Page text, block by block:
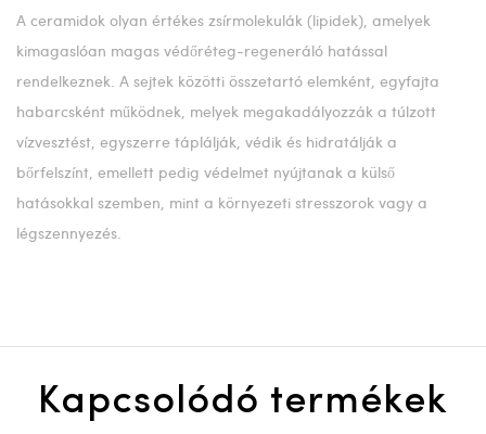
A ceramidok olyan értékes zsírmolekulák (lipidek), amelyek
kimagaslóan magas védőréteg-regeneráló hatással
rendelkeznek. A sejtek közötti összetartó elemként, egyfajta
habarcsként működnek, melyek megakadályozzák a túlzott
vízvesztést, egyszerre táplálják, védik és hidratálják a
bőrfelszínt, emellett pedig védelmet nyújtanak a külső
hatásokkal szemben, mint a környezeti stresszorok vagy a
légszennyezés.
Kapcsolódó termékek